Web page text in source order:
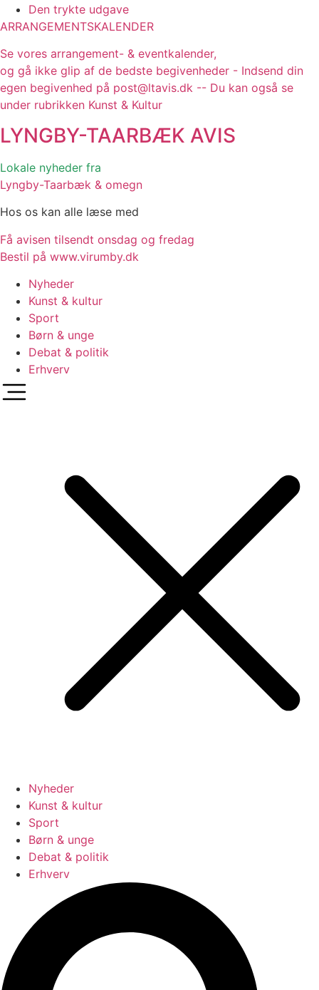
Den trykte udgave
ARRANGEMENTSKALENDER
Se vores arrangement- & eventkalender,
og gå ikke glip af de bedste begivenheder - Indsend din
egen begivenhed på post@ltavis.dk -- Du kan også se
under rubrikken Kunst & Kultur
LYNGBY-TAARBÆK AVIS
Lokale nyheder fra
Lyngby-Taarbæk & omegn
Hos os kan alle læse med
Få avisen tilsendt onsdag og fredag
Bestil på www.virumby.dk
Nyheder
Kunst & kultur
Sport
Børn & unge
Debat & politik
Erhverv
Nyheder
Kunst & kultur
Sport
Børn & unge
Debat & politik
Erhverv